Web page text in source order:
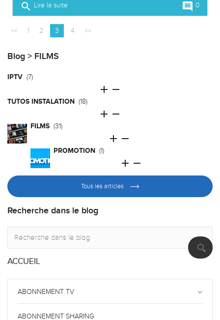
Blog > FILMS
IPTV (7)
 
TUTOS INSTALATION (18)
 
FILMS (31)
 
PROMOTION (1)
 
Tous les articles
Recherche dans le blog
ACCUEIL
ABONNEMENT TV keyboard_arrow_down
ABONNEMENT SHARING
search Lire la suite comment 0
<< 1 2 3 4 >>